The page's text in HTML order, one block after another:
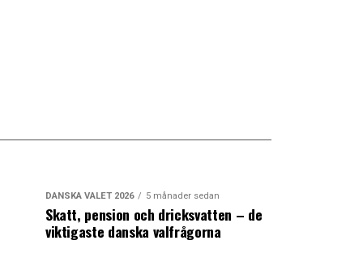
DANSKA VALET 2026 5 månader sedan
Skatt, pension och dricksvatten – de
viktigaste danska valfrågorna